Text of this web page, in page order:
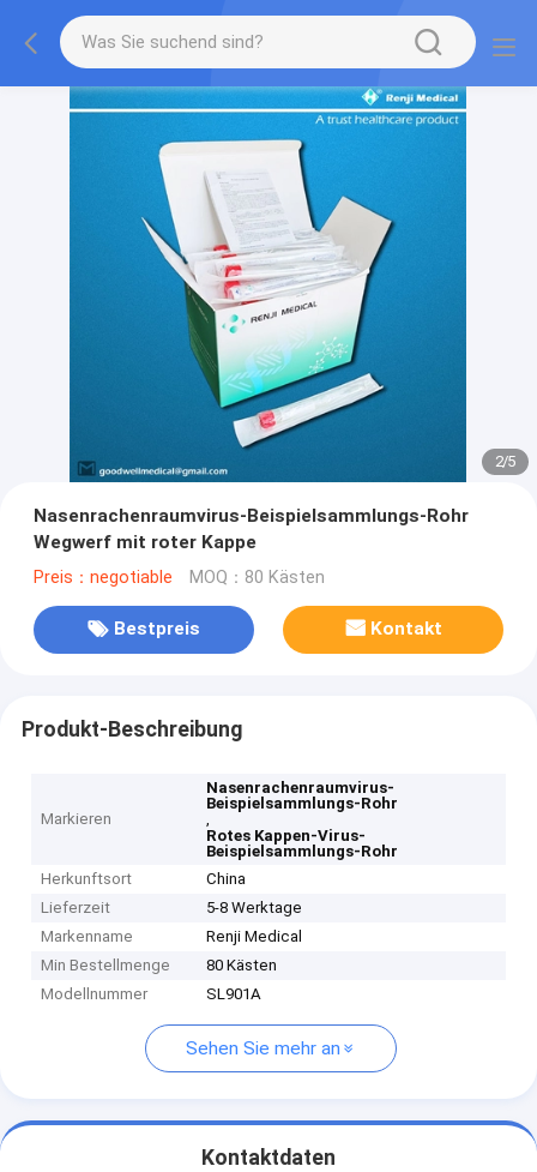
2/5
Nasenrachenraumvirus-Beispielsammlungs-Rohr
Wegwerf mit roter Kappe
Preis：negotiable MOQ：80 Kästen
Bestpreis Kontakt
Produkt-Beschreibung
Markieren
Nasenrachenraumvirus-
Beispielsammlungs-Rohr
,
Rotes Kappen-Virus-
Beispielsammlungs-Rohr
Herkunftsort
China
Lieferzeit
5-8 Werktage
Markenname
Renji Medical
Min Bestellmenge
80 Kästen
Modellnummer
SL901A
Sehen Sie mehr an
Kontaktdaten